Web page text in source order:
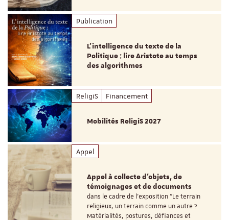
Publication
L’intelligence du texte de la
Politique : lire Aristote au temps
des algorithmes
ReligiS Financement
Mobilités ReligiS 2027
Appel
Appel à collecte d'objets, de
témoignages et de documents
dans le cadre de l'exposition "Le terrain
religieux, un terrain comme un autre ?
Matérialités, postures, défiances et